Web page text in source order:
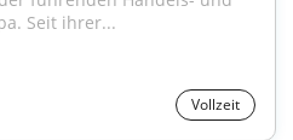
Seit ihrer...
Vollzeit